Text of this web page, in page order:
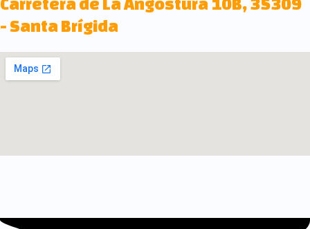
- Santa Brígida